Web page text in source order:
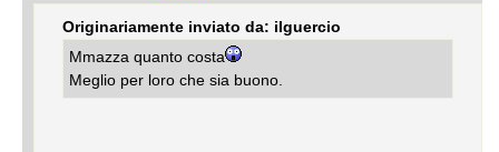
Originariamente inviato da: ilguercio
Mmazza quanto costa
Meglio per loro che sia buono.